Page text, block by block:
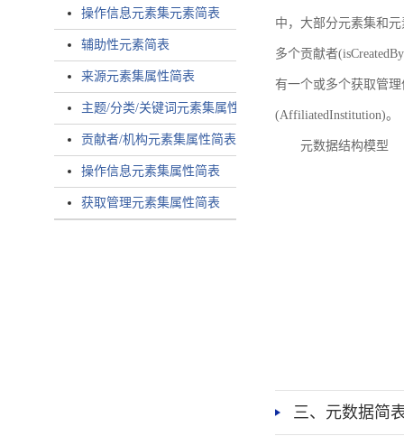
操作信息元素集元素简表
辅助性元素简表
来源元素集属性简表
主题/分类/关键词元素集属性简表
贡献者/机构元素集属性简表
操作信息元素集属性简表
获取管理元素集属性简表
中，大部分元素集和
多个贡献者
有一个或多个获取管理
(AffiliatedInstitution)。
元数据结构模型
三、元数据简